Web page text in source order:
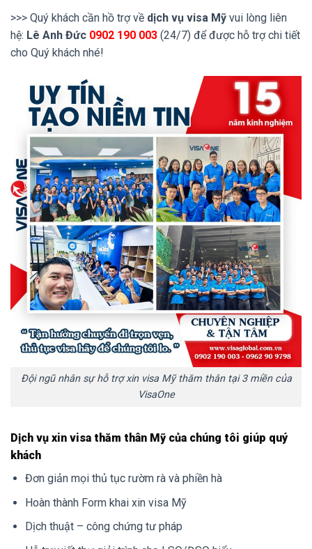
>>> Quý khách cần hồ trợ về dịch vụ visa Mỹ vui lòng liên
hệ: Lê Anh Đức 0902 190 003 (24/7) để được hỗ trợ chi tiết
cho Quý khách nhé!
Đội ngũ nhân sự hỗ trợ xin visa Mỹ thăm thân tại 3 miền của
VisaOne
Dịch vụ xin visa thăm thân Mỹ của chúng tôi giúp quý
khách
Đơn giản mọi thủ tục rườm rà và phiền hà
Hoàn thành Form khai xin visa Mỹ
Dịch thuật – công chứng tư pháp